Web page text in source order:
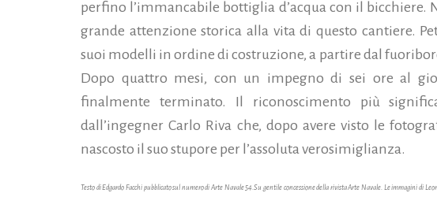
perfino l’immancabile bottiglia d’acqua con il bicchiere.
grande attenzione storica alla vita di questo cantiere.
suoi modelli in ordine di costruzione, a partire dal
Dopo quattro mesi, con un impegno di sei ore al
finalmente terminato. Il riconoscimento più
dall’ingegner Carlo Riva che, dopo avere visto le
nascosto il suo stupore per l’assoluta verosimiglianza.
Testo di Edgardo Facchi pubblicato sul numero di Arte Navale 54.Su gentile concessione della rivista Arte Navale. Le immagini di